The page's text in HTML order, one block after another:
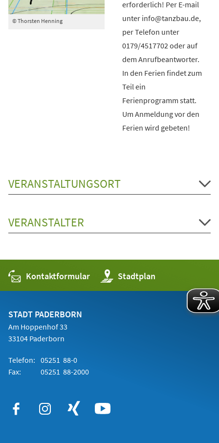
© Thorsten Henning
erforderlich! Per E-mail
unter info@tanzbau.de,
per Telefon unter
0179/4517702 oder auf
dem Anrufbeantworter.
In den Ferien findet zum
Teil ein
Ferienprogramm statt.
Um Anmeldung vor den
Ferien wird gebeten!
VERANSTALTUNGSORT
VERANSTALTER
Kontaktformular Stadtplan
(Öffnet
in
einem
STADT PADERBORN
Am Hoppenhof 33
33104 Paderborn
Telefon: 05251 88-0
Fax:
05251 88-2000